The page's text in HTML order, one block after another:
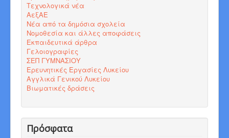
Τεχνολογικά νέα
ΑεξΑΕ
Νέα από τα δημόσια σχολεία
Νομοθεσία και άλλες αποφάσεις
Εκπαιδευτικά άρθρα
Γελοιογραφίες
ΣΕΠ ΓΥΜΝΑΣΙΟΥ
Ερευνητικές Εργασίες Λυκείου
Αγγλικά Γενικού Λυκείου
Βιωματικές δράσεις
Πρόσφατα